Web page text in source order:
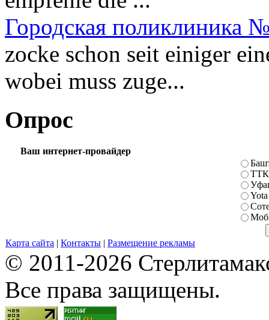
Городская поликлиника
zocke schon seit einiger
wobei muss zuge...
Опрос
Ваш интернет-провайдер
ТТК
Yota
Карта сайта | Контакты | Размещение рекламы
© 2011-2026
Все права защищены.